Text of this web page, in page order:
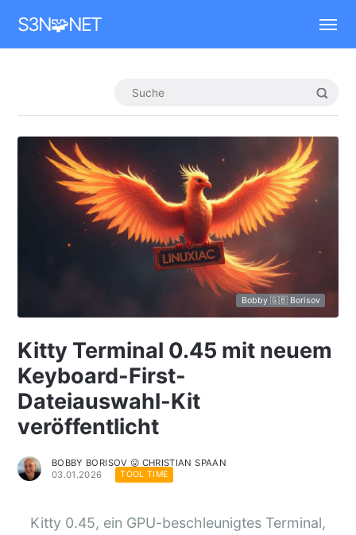
S3N🧩NET
Bobby 🇬🇧 Borisov
Kitty Terminal 0.45 mit neuem
Keyboard-First-
Dateiauswahl-Kit
veröffentlicht
BOBBY BORISOV 😛 CHRISTIAN SPAAN
03.01.2026
TOOL TIME
Kitty 0.45, ein GPU-beschleunigtes Terminal,